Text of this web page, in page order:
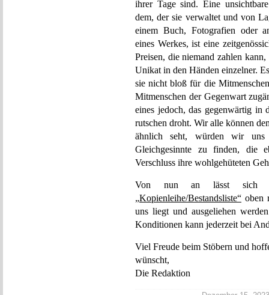
ihrer Tage sind. Eine
dem, der sie verwaltet und von
einem Buch, Fotografien oder
eines Werkes, ist eine
Preisen, die niemand zahlen
Unikat in den Händen einzelner.
sie nicht bloß für die
Mitmenschen der Gegenwart
eines jedoch, das gegenwärtig in
rutschen droht. Wir alle können
ähnlich seht, würden wir uns
Gleichgesinnte zu finden, die
Verschluss ihre wohlgehüteten
Von nun an lässt sich
„Kopienleihe/Bestandsliste“ oben
uns liegt und ausgeliehen
Konditionen kann jederzeit bei
Viel Freude beim Stöbern und
wünscht,
Die Redaktion